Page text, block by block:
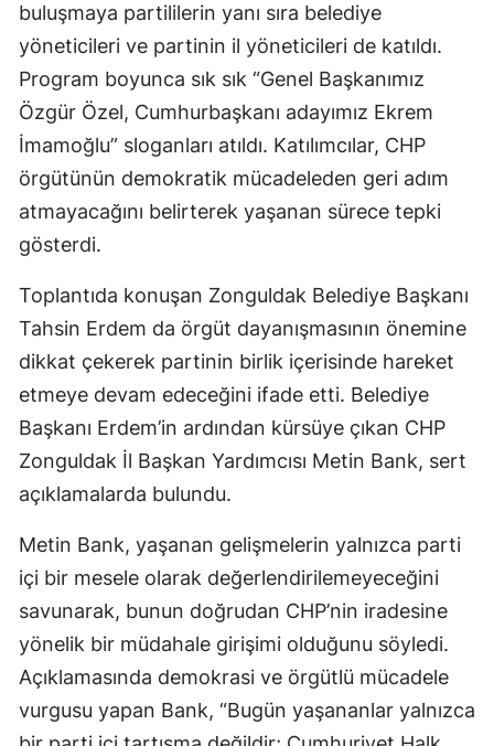
buluşmaya partililerin yanı sıra belediye
yöneticileri ve partinin il yöneticileri de katıldı.
Program boyunca sık sık “Genel Başkanımız
Özgür Özel, Cumhurbaşkanı adayımız Ekrem
İmamoğlu” sloganları atıldı. Katılımcılar, CHP
örgütünün demokratik mücadeleden geri adım
atmayacağını belirterek yaşanan sürece tepki
gösterdi.
Toplantıda konuşan Zonguldak Belediye Başkanı
Tahsin Erdem da örgüt dayanışmasının önemine
dikkat çekerek partinin birlik içerisinde hareket
etmeye devam edeceğini ifade etti. Belediye
Başkanı Erdem’in ardından kürsüye çıkan CHP
Zonguldak İl Başkan Yardımcısı Metin Bank, sert
açıklamalarda bulundu.
Metin Bank, yaşanan gelişmelerin yalnızca parti
içi bir mesele olarak değerlendirilemeyeceğini
savunarak, bunun doğrudan CHP’nin iradesine
yönelik bir müdahale girişimi olduğunu söyledi.
Açıklamasında demokrasi ve örgütlü mücadele
vurgusu yapan Bank, “Bugün yaşananlar yalnızca